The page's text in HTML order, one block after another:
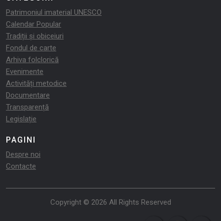
Patrimoniul imaterial UNESCO
Calendar Popular
Tradiții și obiceiuri
Fondul de carte
Arhiva folclorică
Evenimente
Activități metodice
Documentare
Transparență
Legislație
PAGINI
Despre noi
Contacte
Copyright © 2026 All Rights Reserved